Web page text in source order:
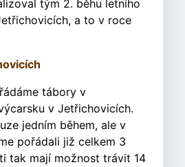
tým 2. běhu letního
a to v roce
tábory v
v Jetřichovicích.
jedním během, ale v
pořádali již celkem 3
tak mají možnost trávit 14